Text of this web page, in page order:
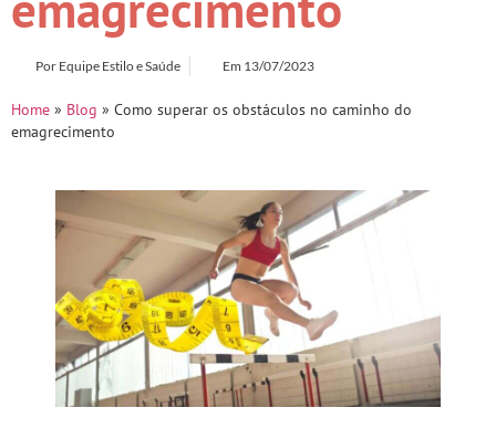
Por Equipe Estilo e Saúde Em 13/07/2023
Home » Blog » Como superar os obstáculos no caminho do
emagrecimento